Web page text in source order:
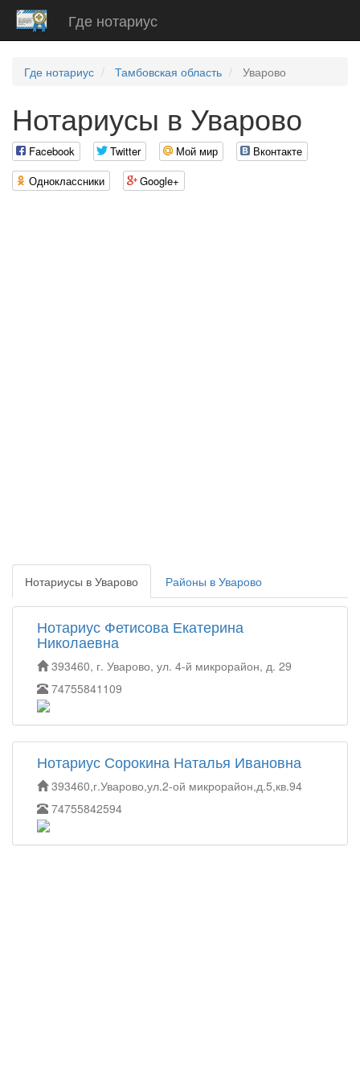
Где нотариус
Где нотариус Тамбовская область Уварово
Нотариусы в Уварово
Facebook Twitter Мой мир
Вконтакте
Одноклассники
Google+
Нотариусы в Уварово Районы в Уварово
Нотариус Фетисова Екатерина
Николаевна
393460, г. Уварово, ул. 4-й микрорайон, д. 29
74755841109
Нотариус Сорокина Наталья Ивановна
393460,г.Уварово,ул.2-ой микрорайон,д.5,кв.94
74755842594